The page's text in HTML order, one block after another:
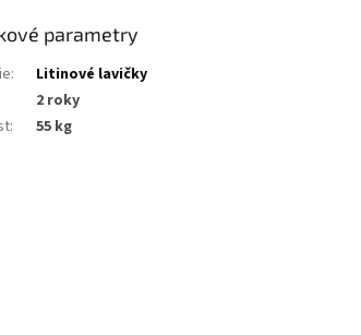
parametry
:
Litinové lavičky
2 roky
: 55 kg